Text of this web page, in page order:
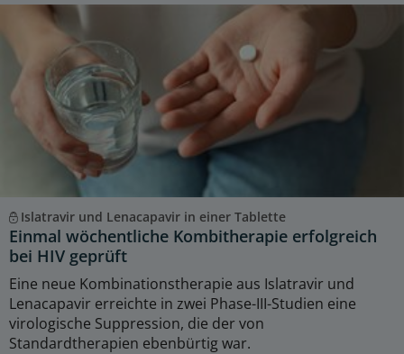
Islatravir und Lenacapavir in einer Tablette
Einmal wöchentliche Kombitherapie erfolgreich
bei HIV geprüft
Eine neue Kombinationstherapie aus Islatravir und
Lenacapavir erreichte in zwei Phase-III-Studien eine
virologische Suppression, die der von
Standardtherapien ebenbürtig war.